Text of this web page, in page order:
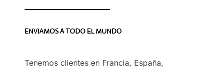
ENVIAMOS A TODO EL MUNDO
Tenemos clientes en Francia, España,